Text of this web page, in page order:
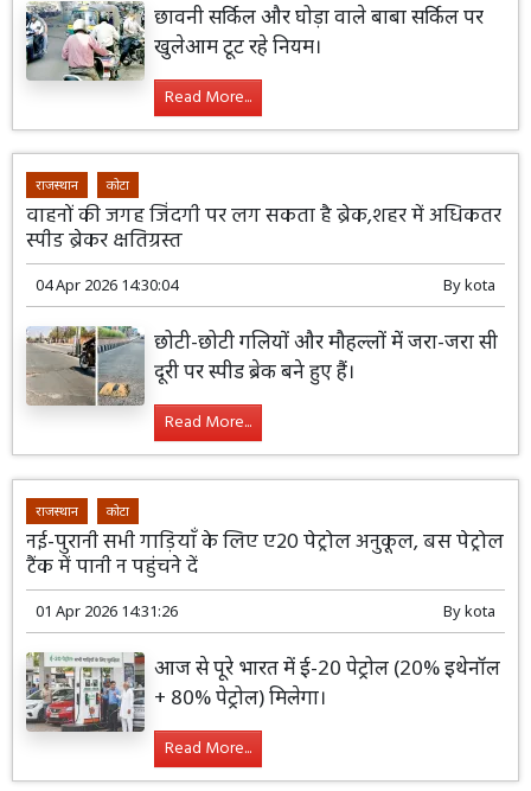
छावनी सर्किल और घोड़ा वाले बाबा सर्किल पर
खुलेआम टूट रहे नियम।
Read More...
राजस्थान कोटा
वाहनों की जगह जिंदगी पर लग सकता है ब्रेक,शहर में अधिकतर
स्पीड ब्रेकर क्षतिग्रस्त
04 Apr 2026 14:30:04 Bykota
छोटी-छोटी गलियों और मौहल्लों में जरा-जरा सी
दूरी पर स्पीड ब्रेक बने हुए हैं।
Read More...
राजस्थान कोटा
नई-पुरानी सभी गाड़ियाँ के लिए ए20 पेट्रोल अनुकूल, बस पेट्रोल
टैंक में पानी न पहुंचने दें
01 Apr 2026 14:31:26 Bykota
आज से पूरे भारत में ई-20 पेट्रोल (20% इथेनॉल
+ 80% पेट्रोल) मिलेगा।
Read More...